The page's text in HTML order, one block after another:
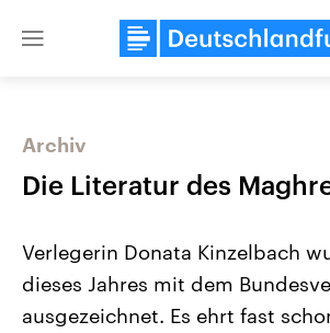
Close
Archiv
Die Literatur des
Verlegerin Donata Kinzelbach
dieses Jahres mit dem
ausgezeichnet. Es ehrt fast